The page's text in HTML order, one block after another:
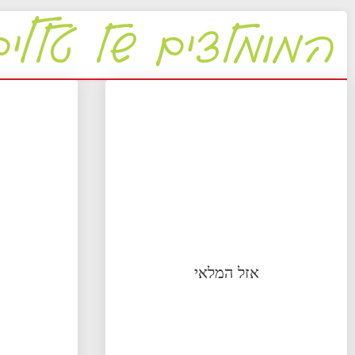
המומלצים של